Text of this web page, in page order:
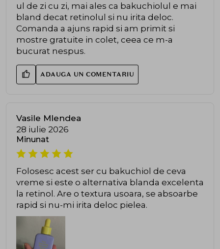
ul de zi cu zi, mai ales ca bakuchiolul e mai
bland decat retinolul si nu irita deloc.
Comanda a ajuns rapid si am primit si
mostre gratuite in colet, ceea ce m-a
bucurat nespus.
ADAUGA UN COMENTARIU
Vasile Mlendea
28 iulie 2026
Minunat
Folosesc acest ser cu bakuchiol de ceva
vreme si este o alternativa blanda excelenta
la retinol. Are o textura usoara, se absoarbe
rapid si nu-mi irita deloc pielea.